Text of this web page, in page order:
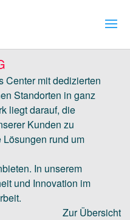
Center mit dedizierten
Standorten in ganz
liegt darauf, die
Kunden zu
rund um
In unserem
und Innovation im
Zur Übersicht